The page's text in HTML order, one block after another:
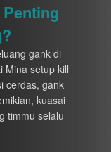
gank di
Mina setup kill
cerdas, gank
kuasai
timmu selalu